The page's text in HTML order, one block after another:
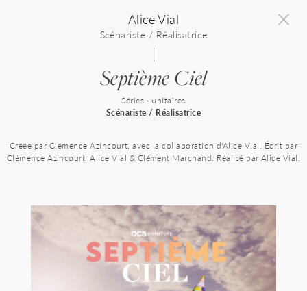
Alice Vial
Scénariste / Réalisatrice
Septième Ciel
Séries - unitaires
Scénariste / Réalisatrice
Créée par Clémence Azincourt, avec la collaboration d'Alice Vial. Écrit par
Clémence Azincourt, Alice Vial & Clément Marchand. Réalisé par Alice Vial.